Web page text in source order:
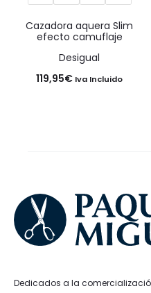
Cazadora aquera Slim
efecto camuflaje
Desigual
119,95€ Iva Incluido
Dedicados a la